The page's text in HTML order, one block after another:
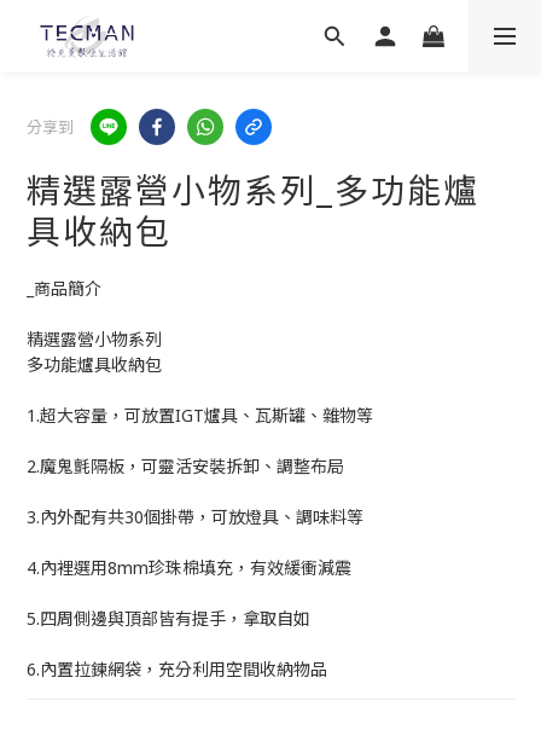
分享到
精選露營小物系列_多功能爐
具收納包
_商品簡介
精選露營小物系列
多功能爐具收納包
1.超大容量，可放置IGT爐具、瓦斯罐、雜物等
2.魔鬼氈隔板，可靈活安裝拆卸、調整布局
3.內外配有共30個掛帶，可放燈具、調味料等
4.內裡選用8mm珍珠棉填充，有效緩衝減震
5.四周側邊與頂部皆有提手，拿取自如
6.內置拉鍊網袋，充分利用空間收納物品